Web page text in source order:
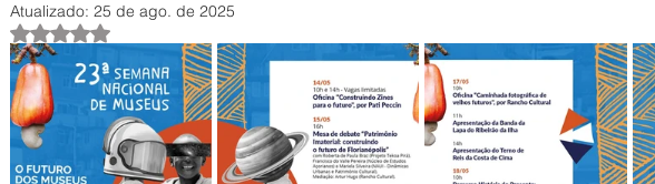
Atualizado: 25 de ago. de 2025
Avaliado com NaN de 5 estrelas.